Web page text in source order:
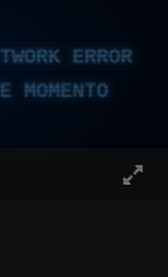
ERROR
MOMENTO